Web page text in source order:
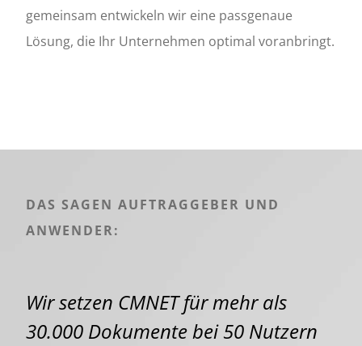
gemeinsam entwickeln wir eine passgenaue
Lösung, die Ihr Unternehmen optimal voranbringt.
DAS SAGEN AUFTRAGGEBER UND
ANWENDER:
Wir setzen CMNET für mehr als
30.000 Dokumente bei 50 Nutzern